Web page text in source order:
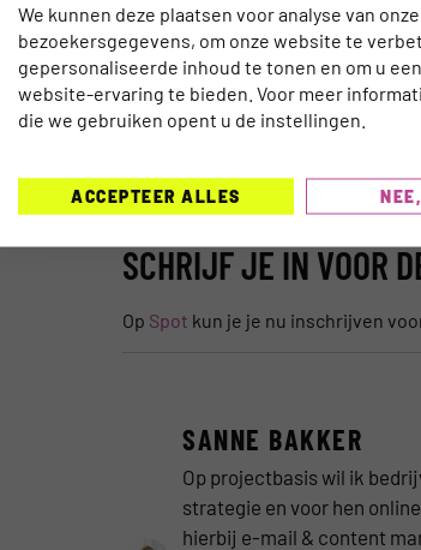
WIE ZIT ER ACHTER
Spot is een startup uit de schuur
StumbleUpon, die zijn kennis en
oprichting van Expa versterking
Foursquare. Zij hebben zich met
nieuwe veelbelovende startups.
SCHRIJF JE IN VOOR
Op Spot kun je je nu inschrijven
SANNE BAKKER
Op projectbasis wil ik
strategie en voor hen
hierbij e-mail & content
We kunnen deze plaatsen voor analyse van onze
bezoekersgegevens, om onze website te
gepersonaliseerde inhoud te tonen en om u
website-ervaring te bieden. Voor meer
die we gebruiken opent u de instellingen.
ACCEPTEER ALLES